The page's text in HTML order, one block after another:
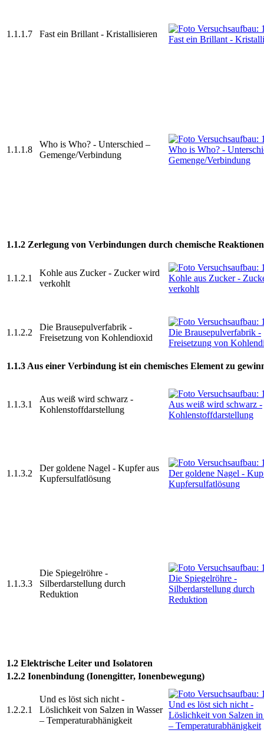
1.1.1.7 Fast ein Brillant - Kristallisieren
1.1.1.8
Who is Who? - Unterschied –
Gemenge/Verbindung
1.1.2 Zerlegung von Verbindungen durch chemische Reaktionen
1.1.2.1
Kohle aus Zucker - Zucker wird
verkohlt
1.1.2.2
Die Brausepulverfabrik -
Freisetzung von Kohlendioxid
1.1.3 Aus einer Verbindung ist ein chemisches Element zu
1.1.3.1
Aus weiß wird schwarz -
Kohlenstoffdarstellung
1.1.3.2
Der goldene Nagel - Kupfer aus
Kupfersulfatlösung
1.1.3.3
Die Spiegelröhre -
Silberdarstellung durch
Reduktion
1.2 Elektrische Leiter und Isolatoren
1.2.2 Ionenbindung (Ionengitter, Ionenbewegung)
1.2.2.1
Und es löst sich nicht -
Löslichkeit von Salzen in Wasser
– Temperaturabhänigkeit